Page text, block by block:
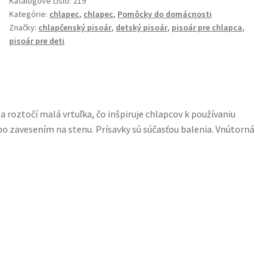
chlapcov
(rôzne
farby)
Kategórie: chlapec, chlapec, Pomôcky do domácnosti
Značky: chlapčenský pisoár, detský pisoár, pisoár pre chlapca,
pisoár pre deti
roztočí malá vrtuľka, čo inšpiruje chlapcov k používaniu
zavesením na stenu. Prísavky sú súčasťou balenia. Vnútorná